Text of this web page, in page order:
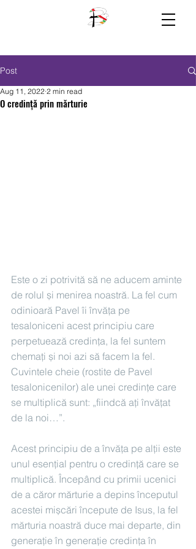
Post
O credință prin mărturie
Aug 11, 2022 2 min read
Este o zi potrivită să ne aducem aminte
de rolul și menirea noastră. La fel cum
odinioară Pavel îi învăța pe
tesaloniceni acest principiu care
perpetuează credința, la fel suntem
chemați și noi azi să facem la fel.
Cuvintele cheie (rostite de Pavel
tesalonicenilor) ale unei credințe care
se multiplică sunt: „fiindcă aţi învăţat
de la noi…”.
Acest principiu de a învăța pe alții este
unul esențial pentru o credință care se
multiplică. Începând cu primii ucenici
de a căror mărturie a depins începutul
acestei mișcări începute de Isus, la fel
mărturia noastră duce mai departe, din
generație în generație credința în